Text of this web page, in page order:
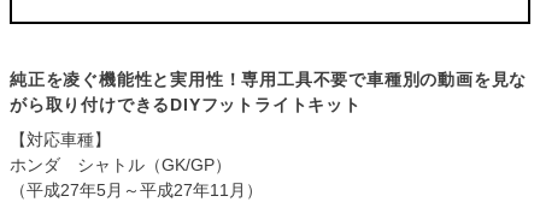
純正を凌ぐ機能性と実用性！専用工具不要で車種別の動画を見な
がら取り付けできるDIYフットライトキット
【対応車種】
ホンダ シャトル（GK/GP）
（平成27年5月～平成27年11月）